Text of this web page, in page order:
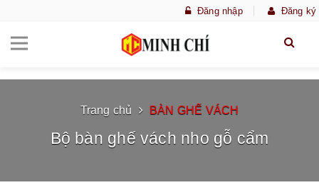
Đăng nhập Đăng ký
Trang chủ BÀN GHẾ VÁCH
Bộ bàn ghế vách nho gỗ cẩm